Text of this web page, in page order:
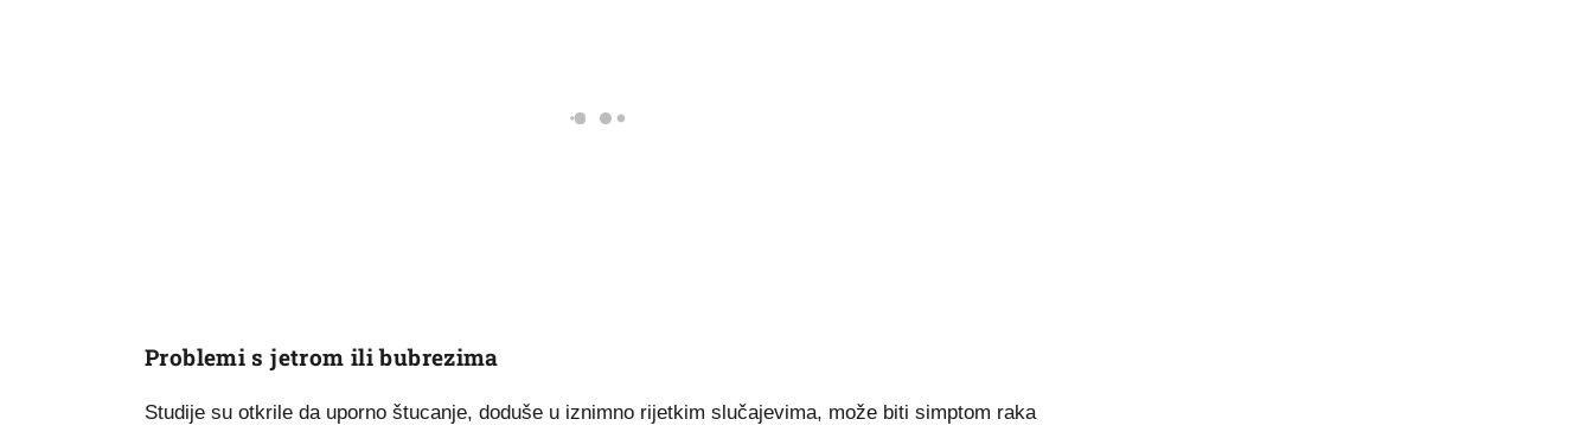
Problemi s jetrom ili bubrezima
Studije su otkrile da uporno štucanje, doduše u iznimno rijetkim slučajevima, može biti simptom raka